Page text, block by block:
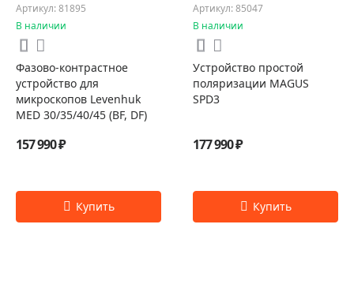
Артикул: 81895
В наличии
Фазово-контрастное
устройство для
микроскопов Levenhuk
MED 30/35/40/45 (BF, DF)
157 990 ₽
Артикул: 85047
В наличии
Устройство простой
поляризации MAGUS
SPD3
177 990 ₽